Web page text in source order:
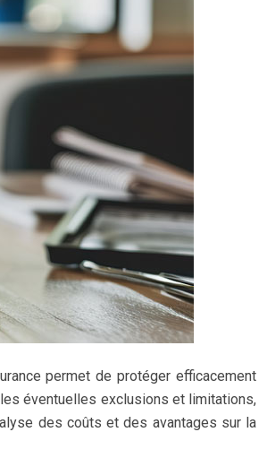
permet de protéger efficacement
éventuelles exclusions et limitations,
des coûts et des avantages sur la